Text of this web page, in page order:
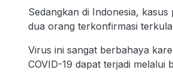
Sedangkan di Indonesia,
dua orang terkonfirmasi
Virus ini sangat berbahaya
COVID-19 dapat terjadi melalui